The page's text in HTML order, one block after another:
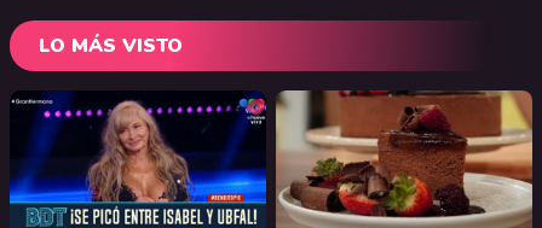
LO MÁS VISTO